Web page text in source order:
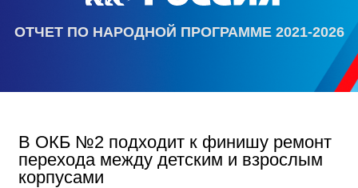
ОТЧЕТ ПО НАРОДНОЙ ПРОГРАММЕ 2021-2026
В ОКБ №2 подходит к финишу ремонт
перехода между детским и взрослым
корпусами